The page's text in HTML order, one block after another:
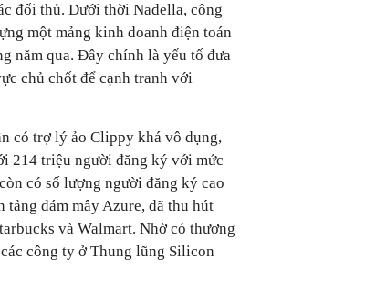
đối thủ. Dưới thời Nadella, công
một mảng kinh doanh điện toán
năm qua. Đây chính là yếu tố đưa
chủ chốt để cạnh tranh với
có trợ lý ảo Clippy khá vô dụng,
214 triệu người đăng ký với mức
có số lượng người đăng ký cao
đám mây Azure, đã thu hút
và Walmart. Nhờ có thương
công ty ở Thung lũng Silicon